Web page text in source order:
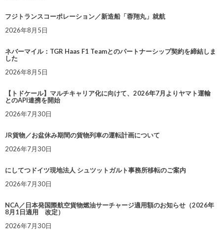
フジトランスコーポレーション／新造船「蓉翔丸」就航
2026年8月5日
ネバーマイル：TGR Haas F1 Teamとのパートナーシップ契約を締結しま
した
2026年8月5日
【トドケール】マルチキャリア化に向けて、2026年7月よりヤマト運輸
とのAPI連携を開始
2026年7月30日
JR貨物／お盆休み期間の貨物列車の運転計画について
2026年7月30日
にしてつドイツ現地法人 シュツットガルト事務所移転のご案内
2026年7月30日
NCA／日本発国際航空貨物燃油サーチャージ適用額のお知らせ（2026年
8月1日適用 改定）
2026年7月30日